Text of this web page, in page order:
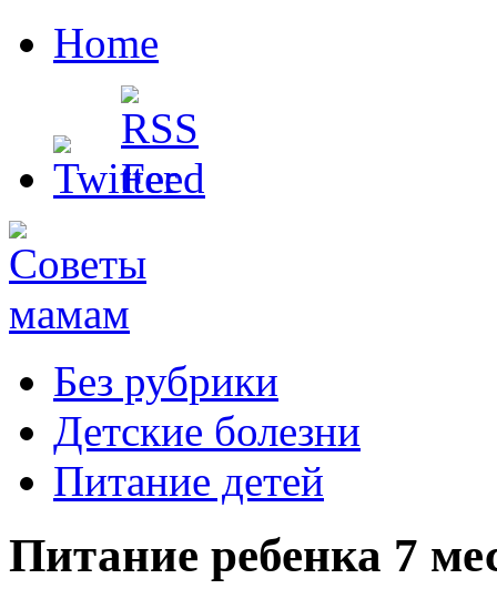
Home
Без рубрики
Детские болезни
Питание детей
Питание ребенка 7